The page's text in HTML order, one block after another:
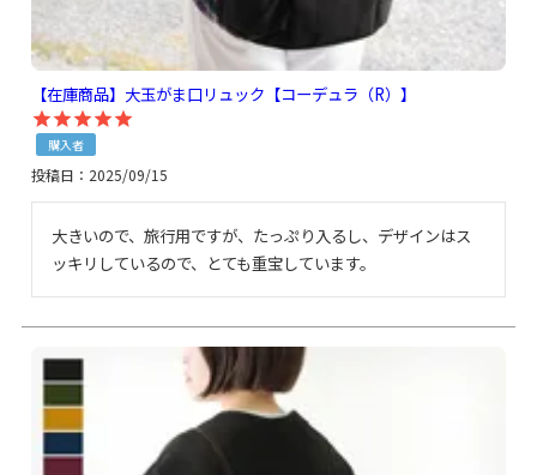
【在庫商品】大玉がま口リュック【コーデュラ（R）】
購入者
投稿日 2025/09/15
大きいので、旅行用ですが、たっぷり入るし、デザインはス
ッキリしているので、とても重宝しています。